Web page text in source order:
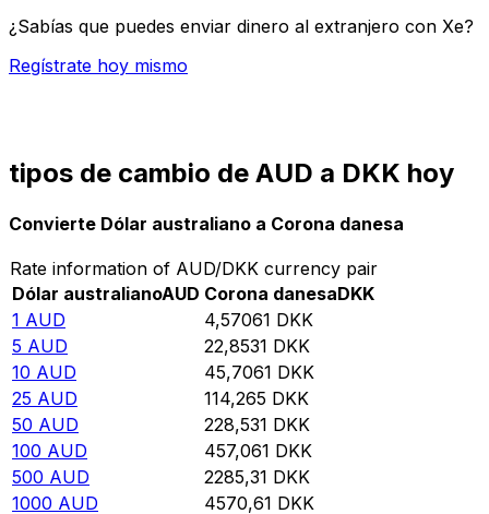
¿Sabías que puedes enviar dinero al extranjero con Xe?
Regístrate hoy mismo
tipos de cambio de AUD a DKK hoy
Convierte Dólar australiano a Corona danesa
Rate information of AUD/DKK currency pair
Dólar australianoAUD Corona danesaDKK
1 AUD 4,57061 DKK
5 AUD 22,8531 DKK
10 AUD 45,7061 DKK
25 AUD 114,265 DKK
50 AUD 228,531 DKK
100 AUD 457,061 DKK
500 AUD 2285,31 DKK
1000 AUD 4570,61 DKK